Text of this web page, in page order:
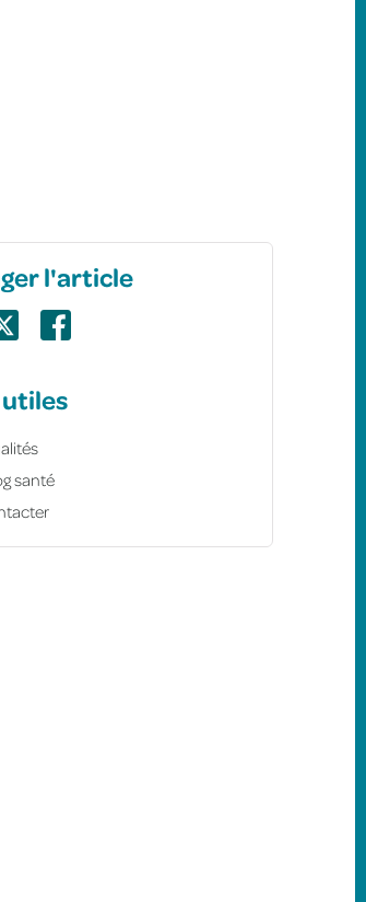
l'article
santé